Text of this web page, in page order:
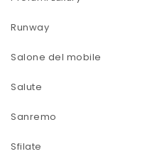
Runway
Salone del mobile
Salute
Sanremo
Sfilate